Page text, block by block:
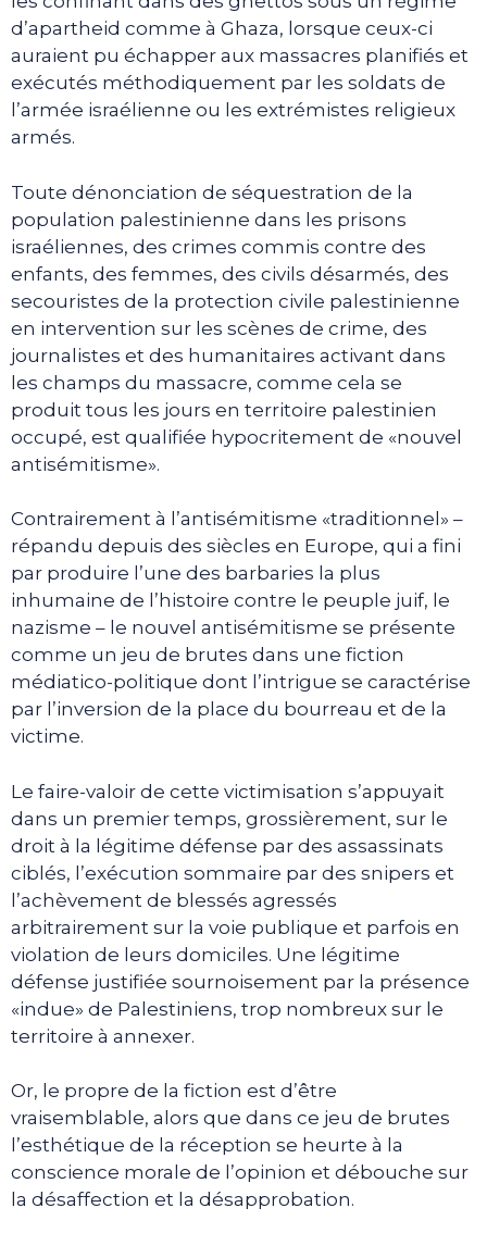
d’apartheid comme à Ghaza, lorsque ceux-ci
auraient pu échapper aux massacres planifiés et
exécutés méthodiquement par les soldats de
l’armée israélienne ou les extrémistes religieux
armés.
Toute dénonciation de séquestration de la
population palestinienne dans les prisons
israéliennes, des crimes commis contre des
enfants, des femmes, des civils désarmés, des
secouristes de la protection civile palestinienne
en intervention sur les scènes de crime, des
journalistes et des humanitaires activant dans
les champs du massacre, comme cela se
produit tous les jours en territoire palestinien
occupé, est qualifiée hypocritement de «nouvel
antisémitisme».
Contrairement à l’antisémitisme «traditionnel» –
répandu depuis des siècles en Europe, qui a fini
par produire l’une des barbaries la plus
inhumaine de l’histoire contre le peuple juif, le
nazisme – le nouvel antisémitisme se présente
comme un jeu de brutes dans une fiction
médiatico-politique dont l’intrigue se caractérise
par l’inversion de la place du bourreau et de la
victime.
Le faire-valoir de cette victimisation s’appuyait
dans un premier temps, grossièrement, sur le
droit à la légitime défense par des assassinats
ciblés, l’exécution sommaire par des snipers et
l’achèvement de blessés agressés
arbitrairement sur la voie publique et parfois en
violation de leurs domiciles. Une légitime
défense justifiée sournoisement par la présence
«indue» de Palestiniens, trop nombreux sur le
territoire à annexer.
Or, le propre de la fiction est d’être
vraisemblable, alors que dans ce jeu de brutes
l’esthétique de la réception se heurte à la
conscience morale de l’opinion et débouche sur
la désaffection et la désapprobation.